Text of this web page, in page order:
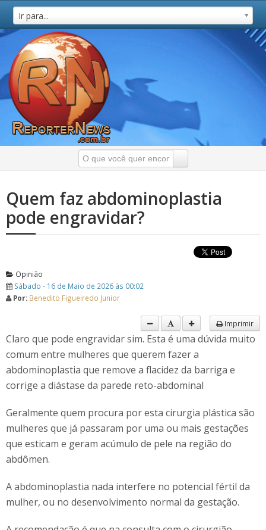
Ir para...
Quem faz abdominoplastia
pode engravidar?
Opinião
Sábado - 16 de Maio de 2026 às 00:02
Por: Benedito Figueiredo Junior
Imprimir
Claro que pode engravidar sim. Esta é uma dúvida muito
comum entre mulheres que querem fazer a
abdominoplastia que remove a flacidez da barriga e
corrige a diástase da parede reto-abdominal
Geralmente quem procura por esta cirurgia plástica são
mulheres que já passaram por uma ou mais gestações
que esticam e geram acúmulo de pele na região do
abdômen.
A abdominoplastia nada interfere no potencial fértil da
mulher, ou no desenvolvimento normal da gestação.